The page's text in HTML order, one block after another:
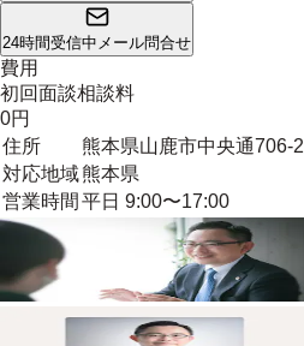
24時間受信中 メール問合せ
費用
初回面談相談料
0円
住所
熊本県山鹿市中央通706-2
対応地域熊本県
営業時間 平日 9:00〜17:00